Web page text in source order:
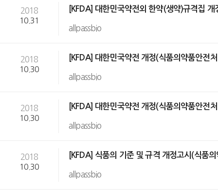
2018
10.31
[KFDA] 대한민국약전외 한약(생약)규격집
allpassbio
2018
10.30
[KFDA] 대한민국약전 개정(식품의약품안
allpassbio
2018
10.30
[KFDA] 대한민국약전 개정(식품의약품안
allpassbio
2018
10.30
[KFDA] 식품의 기준 및 규격 개정고시(식
allpassbio